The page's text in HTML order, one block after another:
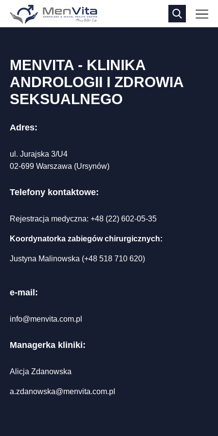
MENVITA - KLINIKA
ANDROLOGII I ZDROWIA
SEKSUALNEGO
Adres:
ul. Jurajska 3/U4
02-699 Warszawa (Ursynów)
Telefony kontaktowe:
Rejestracja medyczna: +48 (22) 602-05-35
Koordynatorka zabiegów chirurgicznych:
Justyna Malinowska (+48 518 710 620)
e-mail:
info@menvita.com.pl
Managerka kliniki:
Alicja Zdanowska
a.zdanowska@menvita.com.pl